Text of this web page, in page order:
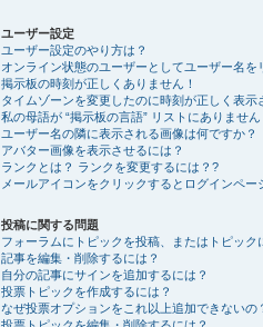
ユーザー設定
ユーザー設定のやり方は？
オンライン状態のユーザーとしてユーザー名
掲示板の時刻が正しくありません！
タイムゾーンを変更したのに時刻が正しく表示
私の母語が “掲示板の言語” リストにありません
ユーザー名の隣に表示される画像は何ですか？
アバター画像を表示させるには？
ランクとは？ ランクを変更するには？?
メールアイコンをクリックするとログインペー
投稿に関する問題
フォーラムにトピックを投稿、またはトピック
記事を編集・削除するには？
自分の記事にサインを追加するには？
投票トピックを作成するには？
なぜ投票オプションをこれ以上追加できないの
投票トピックを編集・削除するには？